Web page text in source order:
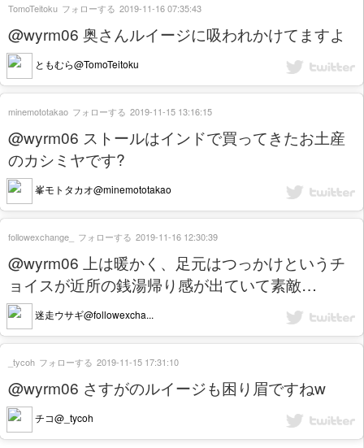
@wyrm06 奥さんルイージに吸われかけてますよ
ともむら@TomoTeitoku
TomoTeitoku フォローする 2019-11-16 07:35:43
@wyrm06 ストールはインドで買ってきたお土産
のカシミヤです?
峯モトタカオ@minemototakao
minemototakao フォローする 2019-11-15 13:16:15
@wyrm06 上は暖かく、足元はつっかけというチ
ョイスが近所の銭湯帰り感が出ていて素敵…
迷走ウサギ@followexcha...
followexchange_ フォローする 2019-11-16 12:30:39
@wyrm06 さすがのルイージも困り眉ですねw
チコ@_tycoh
_tycoh フォローする 2019-11-15 17:31:10